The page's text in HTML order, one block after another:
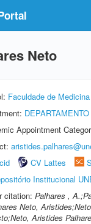
Neto
Faculdade de
Appointment
CV Lattes
Institucional
citation: Palhares ,
Neto,
Aristides